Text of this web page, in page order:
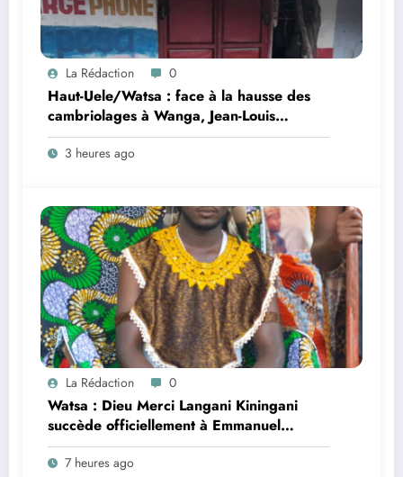
La Rédaction 0
Haut-Uele/Watsa : face à la hausse des
cambriolages à Wanga, Jean-Louis
Ngahangondi appelle à une
réorganisation du dispositif sécuritaire
3 heures ago
La Rédaction 0
Watsa : Dieu Merci Langani Kiningani
succède officiellement à Emmanuel
Konzefu Kosemoyi à la tête du
groupement Ngoirindi dans le secteur
7 heures ago